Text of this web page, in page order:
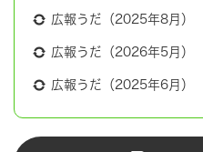
広報うだ（2025年8月）
広報うだ（2026年5月）
広報うだ（2025年6月）